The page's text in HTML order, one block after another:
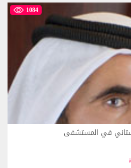
1084
في المستشفى